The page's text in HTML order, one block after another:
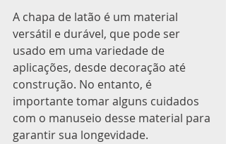
A chapa de latão é um material
versátil e durável, que pode ser
usado em uma variedade de
aplicações, desde decoração até
construção. No entanto, é
importante tomar alguns cuidados
com o manuseio desse material para
garantir sua longevidade.